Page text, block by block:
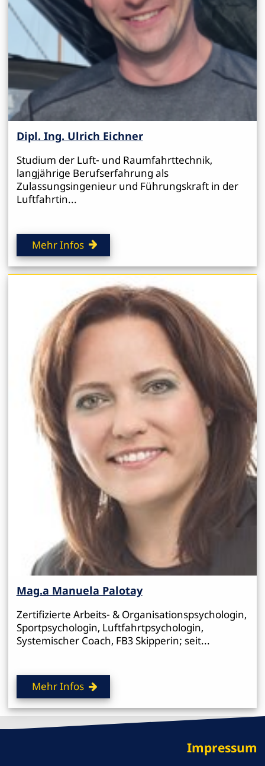
Dipl. Ing. Ulrich Eichner
Studium der Luft- und Raumfahrttechnik,
langjährige Berufserfahrung als
Zulassungsingenieur und Führungskraft in der
Luftfahrtin...
Mehr Infos
Mag.a Manuela Palotay
Zertifizierte Arbeits- & Organisationspsychologin,
Sportpsychologin, Luftfahrtpsychologin,
Systemischer Coach, FB3 Skipperin; seit...
Mehr Infos
Impressum